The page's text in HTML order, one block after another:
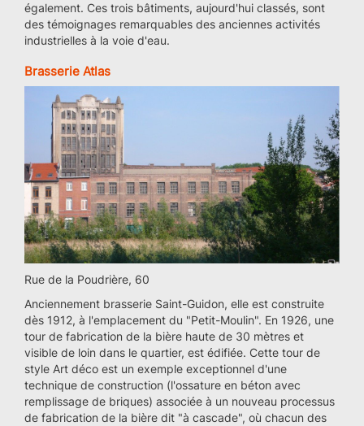
également. Ces trois bâtiments, aujourd'hui classés, sont
des témoignages remarquables des anciennes activités
industrielles à la voie d'eau.
Brasserie Atlas
Rue de la Poudrière, 60
Anciennement brasserie Saint-Guidon, elle est construite
dès 1912, à l'emplacement du "Petit-Moulin". En 1926, une
tour de fabrication de la bière haute de 30 mètres et
visible de loin dans le quartier, est édifiée. Cette tour de
style Art déco est un exemple exceptionnel d'une
technique de construction (l'ossature en béton avec
remplissage de briques) associée à un nouveau processus
de fabrication de la bière dit "à cascade", où chacun des